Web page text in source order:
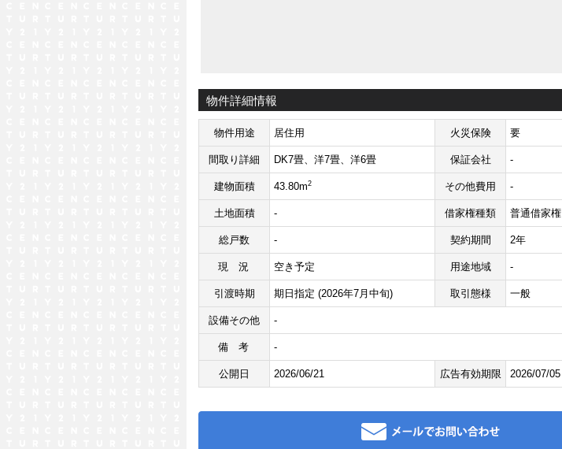
物件詳細情報
物件用途 居住用 火災保険 要
間取り詳細 DK7畳、洋7畳、洋6畳 保証会社 -
建物面積 43.80m2 その他費用 -
土地面積 - 借家権種類 普通借家権
総戸数 - 契約期間 2年
現況 空き予定 用途地域 -
引渡時期 期日指定 (2026年7月中旬) 取引態様 一般
設備その他 -
備考 -
公開日 2026/06/21 広告有効期限 2026/07/05